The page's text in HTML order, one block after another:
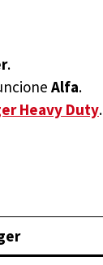
.
Alfa.
Heavy Duty.